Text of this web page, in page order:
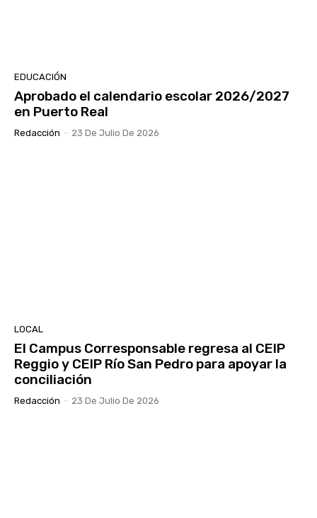
EDUCACIÓN
Aprobado el calendario escolar 2026/2027
en Puerto Real
Redacción - 23 De Julio De 2026
LOCAL
El Campus Corresponsable regresa al CEIP
Reggio y CEIP Río San Pedro para apoyar la
conciliación
Redacción - 23 De Julio De 2026